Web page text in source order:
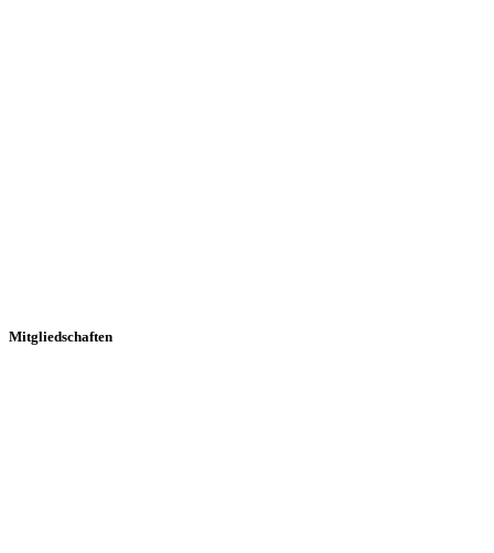
Mitgliedschaften